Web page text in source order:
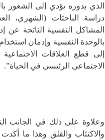
المشاكل النفسية الناتجة عن
بالوحدة النفسية وإدمان
إلى قطع العلاقات
الاجتماعي الرئيسي في الحياة”.
وعلاوة على ذلك في الجانب